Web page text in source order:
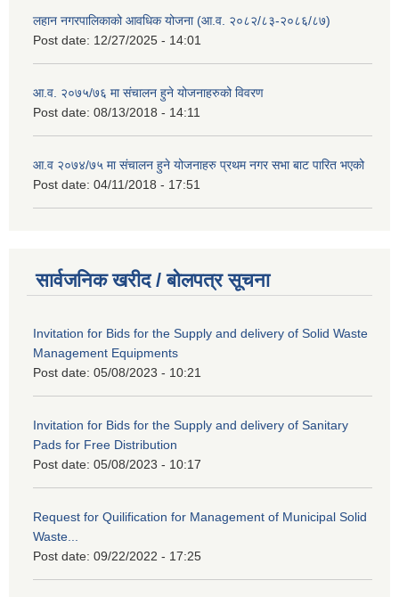
लहान नगरपालिकाको आवधिक योजना (आ.व. २०८२/८३-२०८६/८७)
Post date: 12/27/2025 - 14:01
आ.व. २०७५/७६ मा संचालन हुने योजनाहरुको विवरण
Post date: 08/13/2018 - 14:11
आ.व २०७४/७५ मा संचालन हुने योजनाहरु प्रथम नगर सभा बाट पारित भएको
Post date: 04/11/2018 - 17:51
सार्वजनिक खरीद / बोलपत्र सूचना
Invitation for Bids for the Supply and delivery of Solid Waste
Management Equipments
Post date: 05/08/2023 - 10:21
Invitation for Bids for the Supply and delivery of Sanitary
Pads for Free Distribution
Post date: 05/08/2023 - 10:17
Request for Quilification for Management of Municipal Solid
Waste...
Post date: 09/22/2022 - 17:25